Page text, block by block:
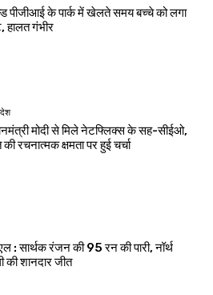
के लाइव प्रसारण पर भारत से नाराज हुआ